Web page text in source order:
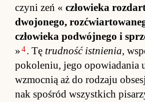
czyni zeń « człowieka
dwojonego,
człowieka po­dwój­nego i
»4. Tę trud­ność ist­nie­nia,
po­ko­le­niu, jego opo­wia­dania
wzmoc­nią aż do ro­dzaju
nak spo­śród wszyst­kich